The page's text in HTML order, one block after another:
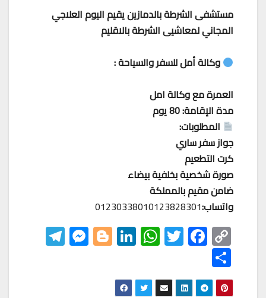
مستشفى الشرطة بالدمازين يقيم اليوم العلاجي
المجاني لمعاشيى الشرطة بالاقليم
وكالة أمل للسفر والسياحة :
العمرة مع وكالة امل
مدة الإقامة: 80 يوم
المطلوبات:
جواز سفر ساري
كرت التطعيم
صورة شخصية بخلفية بيضاء
ضامن مقيم بالمملكة
واتساب:01230338010123828301
C
o
p
F
ac
eb
T
wi
tt
W
h
at
Li
nk
ed
Bl
o
M
es S
h